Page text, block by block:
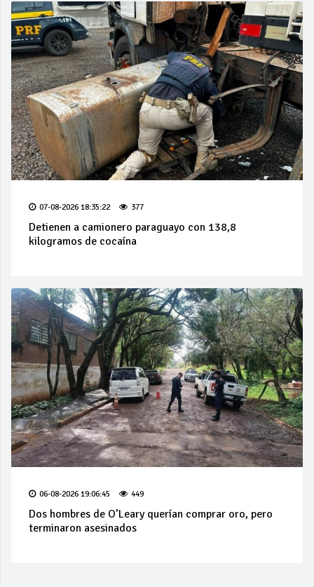
07-08-2026 18:35:22 377
Detienen a camionero paraguayo con 138,8
kilogramos de cocaína
06-08-2026 19:06:45 449
Dos hombres de O’Leary querían comprar oro, pero
terminaron asesinados